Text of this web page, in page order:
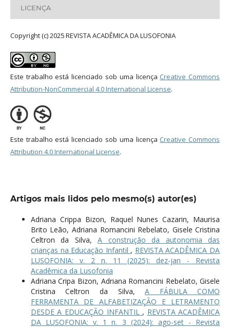
LICENÇA
Copyright (c) 2025 REVISTA ACADÊMICA DA LUSOFONIA
Este trabalho está licenciado sob uma licença Creative Commons
Attribution-NonCommercial 4.0 International License.
Este trabalho está licenciado sob uma licença Creative Commons
Attribution 4.0 International License.
Artigos mais lidos pelo mesmo(s) autor(es)
Adriana Crippa Bizon, Raquel Nunes Cazarin, Maurisa
Brito Leão, Adriana Romancini Rebelato, Gisele Cristina
Celtron da Silva,A construção da autonomia das
crianças na Educação Infantil , REVISTA ACADÊMICA DA
LUSOFONIA: v. 2 n. 11 (2025): dez-jan - Revista
Acadêmica da Lusofonia
Adriana Cripa Bizon, Adriana Romancini Rebelato, Gisele
Cristina Celtron da Silva,A FÁBULA COMO
FERRAMENTA DE ALFABETIZAÇÃO E LETRAMENTO
DESDE A EDUCAÇÃO INFANTIL , REVISTA ACADÊMICA
DA LUSOFONIA: v. 1 n. 3 (2024): ago-set - Revista